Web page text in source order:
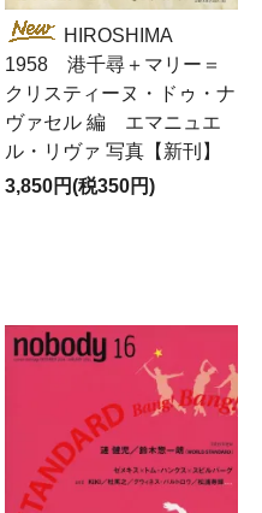
HIROSHIMA
1958 港千尋＋マリー＝
クリスティーヌ・ドゥ・ナ
ヴァセル 編 エマニュエ
ル・リヴァ 写真【新刊】
3,850円(税350円)